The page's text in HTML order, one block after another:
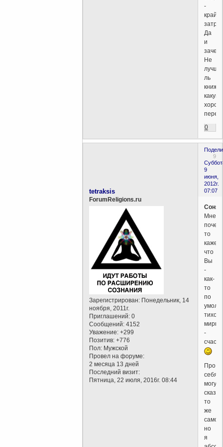
-
Да
и
Не
лучше
ль
книжку
какую
0
9
9
июня,
2012г.
07:07
tetraksis
ForumReligions.ru
Зарегистрирован: Понедельник, 14
ноября, 2011г.
Приглашений: 0
Сообщений: 4152
Уважение: +299
Позитив: +776
Пол: Мужской
Провел на форуме:
2 месяца 13 дней
Последний визит:
Пятница, 22 июля, 2016г. 08:44
Соня
Мне
то
что
Вы
-
как-
то
по
тихо-
мирно
-
Про
себя
могу
то
же
самое,
но
я